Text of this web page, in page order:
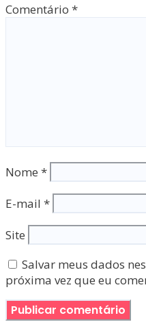
Comentário *
Nome *
E-mail *
Site
Salvar meus dados
próxima vez que eu